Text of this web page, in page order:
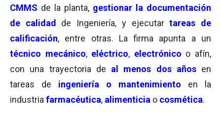
CMMS de la planta, gestionar la documentación
de calidad
de Ingeniería, y ejecutartareas de
calificación, entre otras. La firma apunta a un
técnico mecánico,eléctrico, electrónico o afín,
con una trayectoria de al menos dos añosen
tareas de ingeniería o mantenimiento en la
industria farmacéutica, alimenticia o cosmética.